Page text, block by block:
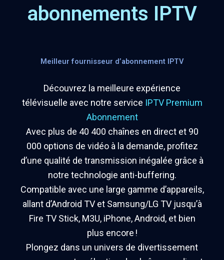
abonnements IPTV
Meilleur fournisseur d’abonnement IPTV
Découvrez la meilleure expérience
télévisuelle avec notre service IPTV Premium
Abonnement
Avec plus de 40 400 chaînes en direct et 90
000 options de vidéo à la demande, profitez
d’une qualité de transmission inégalée grâce à
notre technologie anti-buffering.
Compatible avec une large gamme d’appareils,
allant d’Android TV et Samsung/LG TV jusqu’à
Fire TV Stick, M3U, iPhone, Android, et bien
plus encore !
Plongez dans un univers de divertissement